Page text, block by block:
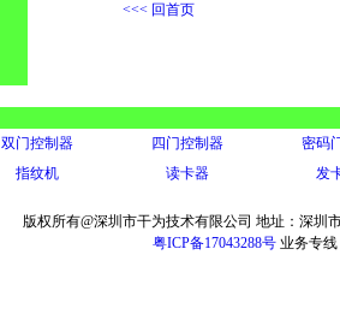
<<< 回首页
双门控制器 四门控制器
密码
指纹机 读卡器 发
版权所有@深圳市干为技术有限公司 地址：深圳
粤ICP备17043288号业务专线